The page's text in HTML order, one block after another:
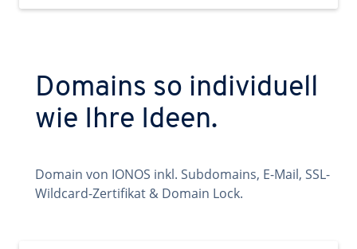
Domains so individuell
wie Ihre Ideen.
Domain von IONOS inkl. Subdomains, E-Mail, SSL-
Wildcard-Zertifikat & Domain Lock.